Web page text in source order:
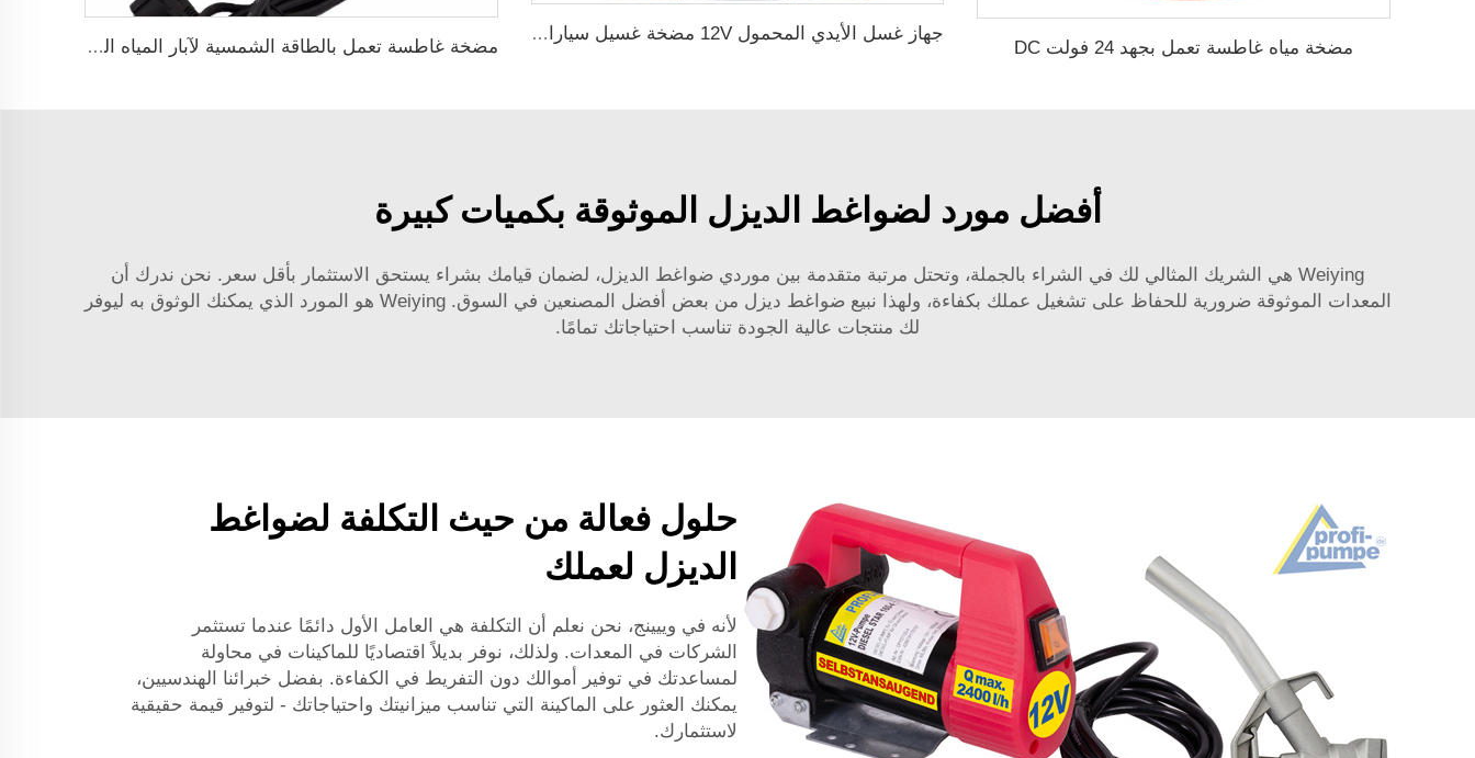
مضخة مياه غاطسة تعمل بجهد 24 فولت DC
جهاز غسل الأيدي المحمول 12V مضخة غسيل سيارات عالية الضغط
مضخة غاطسة تعمل بالطاقة الشمسية لآبار المياه العميقة DC
أفضل مورد لضواغط الديزل الموثوقة بكميات كبيرة
Weiying هي الشريك المثالي لك في الشراء بالجملة، وتحتل مرتبة متقدمة بين موردي ضواغط الديزل، لضمان قيامك بشراء يستحق الاستثمار بأقل سعر. نحن ندرك أن
المعدات الموثوقة ضرورية للحفاظ على تشغيل عملك بكفاءة، ولهذا نبيع ضواغط ديزل من بعض أفضل المصنعين في السوق. Weiying هو المورد الذي يمكنك الوثوق به ليوفر
لك منتجات عالية الجودة تناسب احتياجاتك تمامًا.
حلول فعالة من حيث التكلفة لضواغط
الديزل لعملك
لأنه في وييينج، نحن نعلم أن التكلفة هي العامل الأول دائمًا عندما تستثمر
الشركات في المعدات. ولذلك، نوفر بديلاً اقتصاديًا للماكينات في محاولة
لمساعدتك في توفير أموالك دون التفريط في الكفاءة. بفضل خبرائنا الهندسيين،
يمكنك العثور على الماكينة التي تناسب ميزانيتك واحتياجاتك - لتوفير قيمة حقيقية
لاستثمارك.